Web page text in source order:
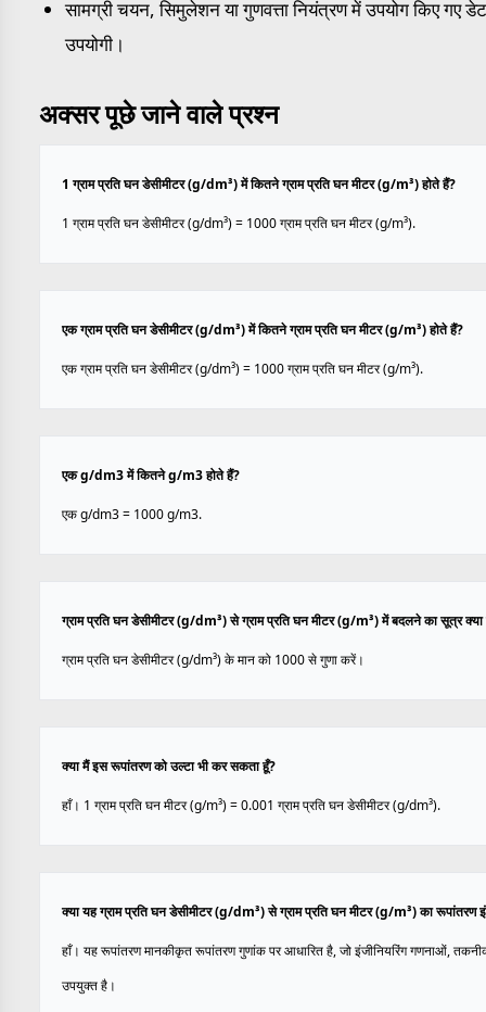
सामग्री चयन, सिमुलेशन या गुणवत्ता नियंत्रण में उपयोग किए गए
उपयोगी।
अक्सर पूछे जाने वाले प्रश्न
1 ग्राम प्रति घन डेसीमीटर (g/dm³) में कितने ग्राम प्रति घन मीटर (g/m³) होते हैं?
1 ग्राम प्रति घन डेसीमीटर (g/dm³) = 1000 ग्राम प्रति घन मीटर (g/m³).
एक ग्राम प्रति घन डेसीमीटर (g/dm³) में कितने ग्राम प्रति घन मीटर (g/m³) होते हैं?
एक ग्राम प्रति घन डेसीमीटर (g/dm³) = 1000 ग्राम प्रति घन मीटर (g/m³).
एक g/dm3 में कितने g/m3 होते हैं?
एक g/dm3 = 1000 g/m3.
ग्राम प्रति घन डेसीमीटर (g/dm³) से ग्राम प्रति घन मीटर (g/m³) में बदलने का सूत्र क्या
ग्राम प्रति घन डेसीमीटर (g/dm³) के मान को 1000 से गुणा करें।
क्या मैं इस रूपांतरण को उल्टा भी कर सकता हूँ?
हाँ। 1 ग्राम प्रति घन मीटर (g/m³) = 0.001 ग्राम प्रति घन डेसीमीटर (g/dm³).
क्या यह ग्राम प्रति घन डेसीमीटर (g/dm³) से ग्राम प्रति घन मीटर (g/m³) का रूपांतरण
हाँ। यह रूपांतरण मानकीकृत रूपांतरण गुणांक पर आधारित है, जो इंजीनियरिंग गणनाओं,
उपयुक्त है।